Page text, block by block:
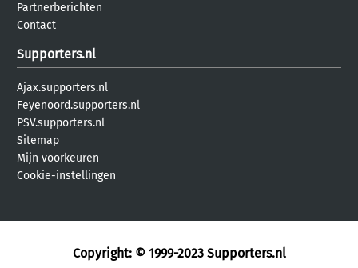
Partnerberichten
Contact
Supporters.nl
Ajax.supporters.nl
Feyenoord.supporters.nl
PSV.supporters.nl
Sitemap
Mijn voorkeuren
Cookie-instellingen
Copyright: © 1999-2023 Supporters.nl